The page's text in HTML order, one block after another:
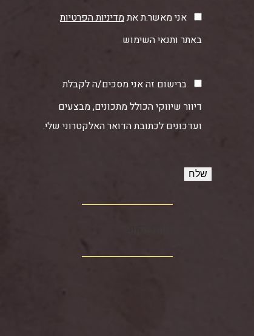
אני מאשר.ת אתמדיניות הפרטיות
באתר ותנאי השימוש
ברישום זה אני מסכים/ה לקבלת
דיוור שיווקי הכולל מתכונים, מבצעים
ועדכונים לכתובת הדואר האלקטרוני שלי.